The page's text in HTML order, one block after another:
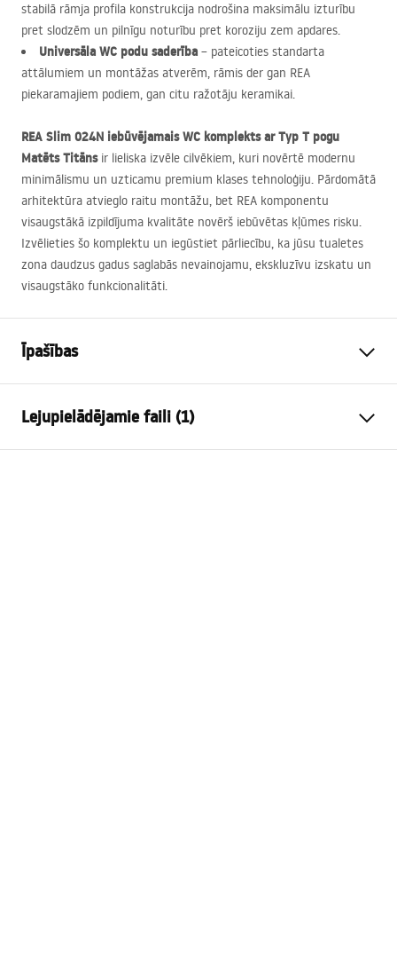
stabilā rāmja profila konstrukcija nodrošina maksimālu izturību
pret slodzēm un pilnīgu noturību pret koroziju zem apdares.
Universāla WC podu saderība – pateicoties standarta
attālumiem un montāžas atverēm, rāmis der gan REA
piekaramajiem podiem, gan citu ražotāju keramikai.
REA Slim 024N iebūvējamais WC komplekts ar Typ T pogu
Matēts Titānsir lieliska izvēle cilvēkiem, kuri novērtē modernu
minimālismu un uzticamu premium klases tehnoloģiju. Pārdomātā
arhitektūra atvieglo raitu montāžu, bet REA komponentu
visaugstākā izpildījuma kvalitāte novērš iebūvētas kļūmes risku.
Izvēlieties šo komplektu un iegūstiet pārliecību, ka jūsu tualetes
zona daudzus gadus saglabās nevainojamu, ekskluzīvu izskatu un
visaugstāko funkcionalitāti.
Īpašības
Modelis
Savietojamas skalošanas
Tips T
Lejupielādējamie faili (1)